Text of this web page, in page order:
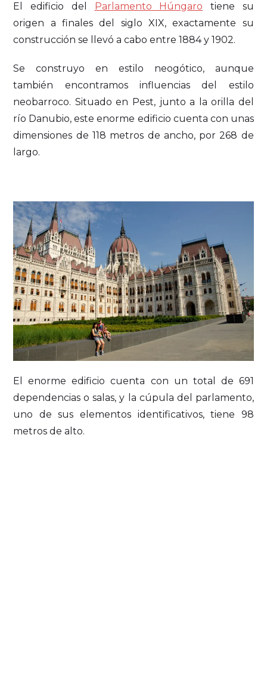
El edificio del Parlamento Húngaro tiene su
origen a finales del siglo XIX, exactamente su
construcción se llevó a cabo entre 1884 y 1902.
Se construyo en estilo neogótico, aunque
también encontramos influencias del estilo
neobarroco. Situado en Pest, junto a la orilla del
río Danubio, este enorme edificio cuenta con unas
dimensiones de 118 metros de ancho, por 268 de
largo.
El enorme edificio cuenta con un total de 691
dependencias o salas, y la cúpula del parlamento,
uno de sus elementos identificativos, tiene 98
metros de alto.